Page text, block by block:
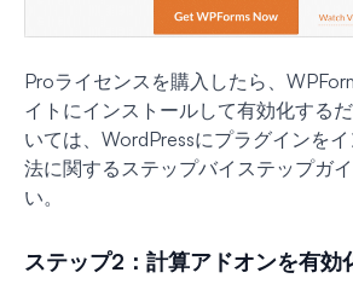
Proライセンスを購入したら、
イトにインストールして有効化する
いては、WordPressにプラグインを
法に関するステップバイステップガ
い。
ステップ2：計算アドオンを有効